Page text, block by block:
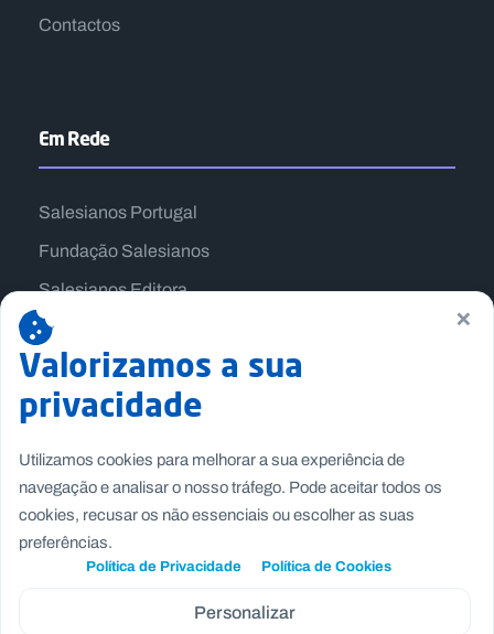
Contactos
Em Rede
Salesianos Portugal
Fundação Salesianos
Salesianos Editora
Família Salesiana
Missão Dom Bosco
Jogos Nacionais Salesianos
×
Valorizamos a sua
privacidade
Utilizamos cookies para melhorar a sua experiência de
navegação e analisar o nosso tráfego. Pode aceitar todos os
cookies, recusar os não essenciais ou escolher as suas
preferências.
Política de Privacidade Política de Cookies
Personalizar